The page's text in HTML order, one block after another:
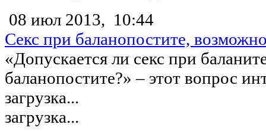
08 июл 2013, 10:44
Секс при баланопостите,
«Допускается ли секс при
баланопостите?» – этот вопрос
загрузка...
загрузка...